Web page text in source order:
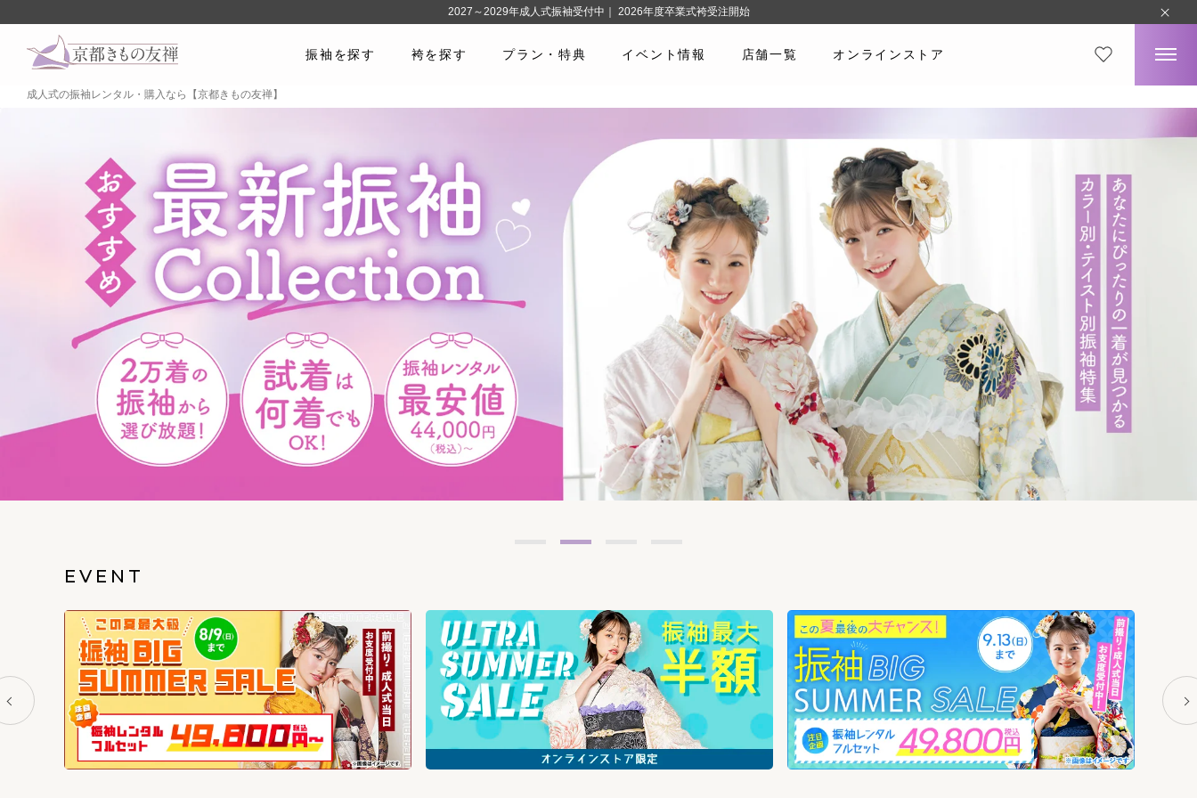
振袖を探す 袴を探す プラン・特典 イベント情報 店舗一覧 オンラインストア
成人式の振袖レンタル・購入なら【京都きもの友禅】
EVENT
2027～2029年成人式振袖受付中｜ 2026年度卒業式袴受注開始